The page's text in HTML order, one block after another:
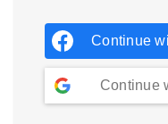
Continue
Continue